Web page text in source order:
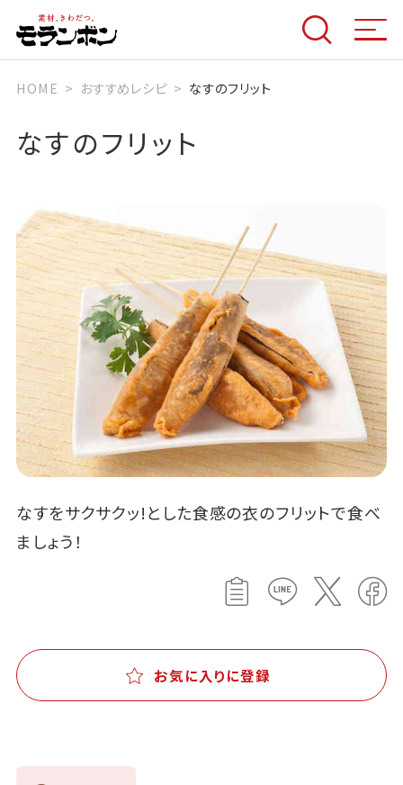
HOME おすすめレシピ なすのフリット
なすのフリット
なすをサクサクッ!とした食感の衣のフリットで食べ
ましょう！
お気に入りに登録